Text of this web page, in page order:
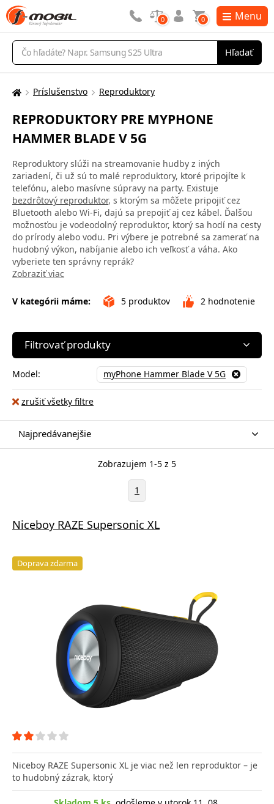
Vyhľadávanie
Hľadať
0 0 Menu
Tu
nachádzate:
Príslušenstvo Reproduktory
REPRODUKTORY PRE MYPHONE
HAMMER BLADE V 5G
Reproduktory slúži na streamovanie hudby z iných
zariadení, či už sú to malé reproduktory, ktoré pripojíte k
telefónu, alebo masívne súpravy na party. Existuje
bezdrôtový reproduktor, s ktorým sa môžete pripojiť cez
Bluetooth alebo Wi-Fi, dajú sa prepojiť aj cez kábel. Ďalšou
možnosťou je vodeodolný reproduktor, ktorý sa hodí na cesty
do prírody alebo vodu. Pri výbere je potrebné sa zamerať na
hudobný výkon, nabíjanie alebo ich veľkosť a váha. Ako
vyberiete ten správny reprák?
Zobraziť viac
V kategórii máme: 5 produktov 2 hodnotenie
Filtrovať produkty
Model: myPhone Hammer Blade V 5G
zrušiť všetky filtre
Najpredávanejšie
Zobrazujem 1-5 z 5
1
Niceboy RAZE Supersonic XL
Doprava zdarma
Niceboy RAZE Supersonic XL je viac než len reproduktor – je
to hudobný zázrak, ktorý